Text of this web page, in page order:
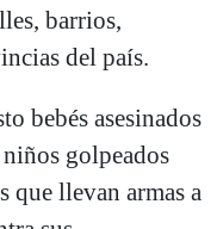
barrios,
del país.
bebés asesinados
golpeados
que llevan armas a